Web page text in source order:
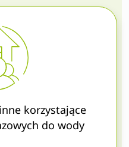
korzystające
do wody